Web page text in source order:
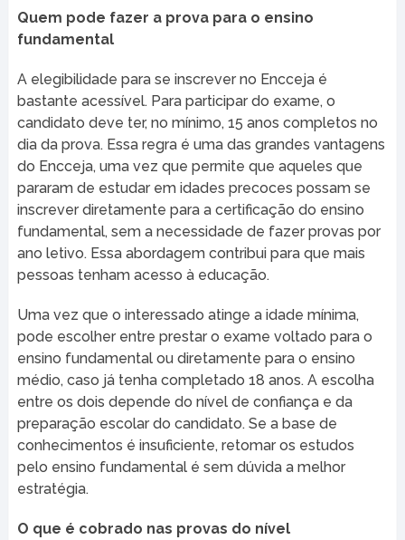
Quem pode fazer a prova para o ensino
fundamental
A elegibilidade para se inscrever no Encceja é
bastante acessível. Para participar do exame, o
candidato deve ter, no mínimo, 15 anos completos no
dia da prova. Essa regra é uma das grandes vantagens
do Encceja, uma vez que permite que aqueles que
pararam de estudar em idades precoces possam se
inscrever diretamente para a certificação do ensino
fundamental, sem a necessidade de fazer provas por
ano letivo. Essa abordagem contribui para que mais
pessoas tenham acesso à educação.
Uma vez que o interessado atinge a idade mínima,
pode escolher entre prestar o exame voltado para o
ensino fundamental ou diretamente para o ensino
médio, caso já tenha completado 18 anos. A escolha
entre os dois depende do nível de confiança e da
preparação escolar do candidato. Se a base de
conhecimentos é insuficiente, retomar os estudos
pelo ensino fundamental é sem dúvida a melhor
estratégia.
O que é cobrado nas provas do nível